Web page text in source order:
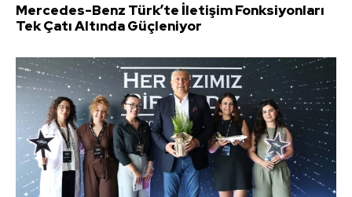
Mercedes-Benz Türk’te İletişim Fonksiyonları
Tek Çatı Altında Güçleniyor